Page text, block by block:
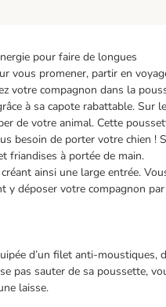
pour faire de longues
vous promener, partir en
votre compagnon dans la
à sa capote rabattable. Sur le
de votre animal. Cette
besoin de porter votre chien !
friandises à portée de main.
ainsi une large entrée.
y déposer votre compagnon
d’un filet anti-moustiques,
pas sauter de sa poussette,
laisse.